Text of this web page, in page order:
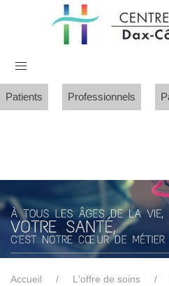
Patients Professionnels
Accueil L'offre de soins